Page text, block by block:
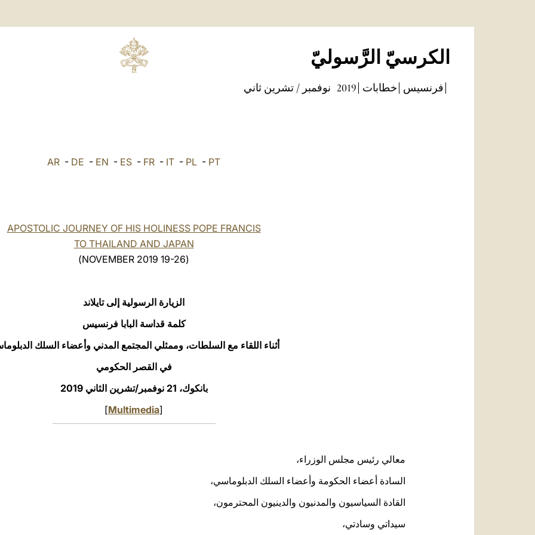
الكرسيّ الرَّسوليّ
فرنسيس خطابات 2019 نوفمبر / تشرين ثاني
AR - DE - EN - ES - FR - IT - PL - PT
APOSTOLIC JOURNEY OF HIS HOLINESS POPE FRANCIS
TO THAILAND AND JAPAN
(19-26 NOVEMBER 2019)
الزيارة الرسولية إلى تايلاند
كلمة قداسة البابا فرنسيس
أثناء اللقاء مع السلطات، وممثلي المجتمع المدني وأعضاء السلك
في القصر الحكومي
بانكوك، 21 نوفمبر/تشرين الثاني 2019
[
Multimedia
]
معالي رئيس مجلس الوزراء،
السادة أعضاء الحكومة وأعضاء السلك الدبلوماسي،
القادة السياسيون والمدنيون والدينيون المحترمون،
سيداتي وسادتي،